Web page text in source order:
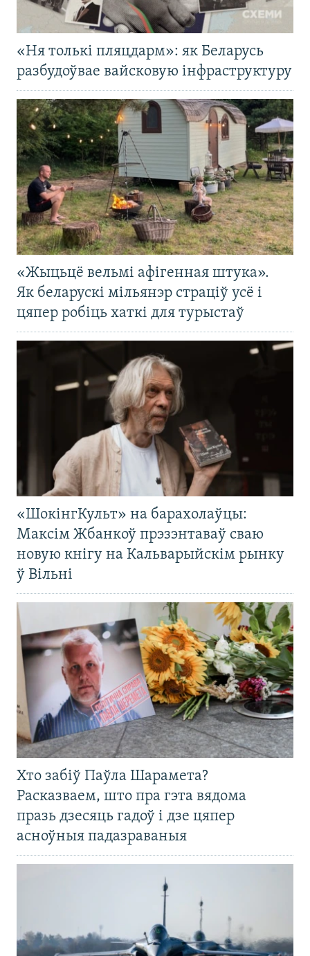
«Ня толькі пляцдарм»: як Беларусь
разбудоўвае вайсковую інфраструктуру
«Жыцьцё вельмі афігенная штука».
Як беларускі мільянэр страціў усё і
цяпер робіць хаткі для турыстаў
«ШокінгКульт» на барахолаўцы:
Максім Жбанкоў прэзэнтаваў сваю
новую кнігу на Кальварыйскім рынку
ў Вільні
Хто забіў Паўла Шарамета?
Расказваем, што пра гэта вядома
празь дзесяць гадоў і дзе цяпер
асноўныя падазраваныя